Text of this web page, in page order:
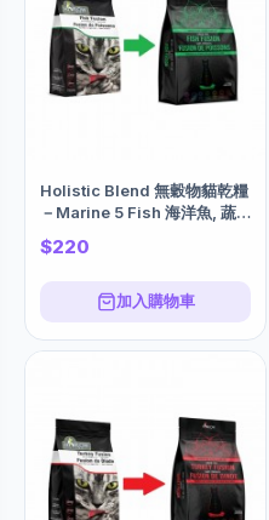
Holistic Blend 無穀物貓乾糧
－Marine 5 Fish 海洋魚, 蔬
果配方 4LBS
$220
加入購物車